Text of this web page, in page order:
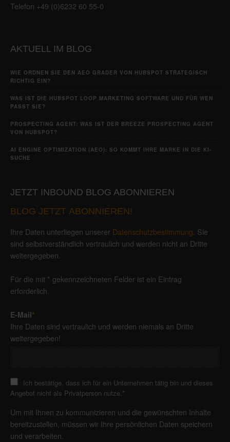
Telefon +49 (0)6232 60 55-0
AKTUELL IM BLOG
WIE ORDNEN SIE DEN AEO GRADER VON HUBSPOT STRATEGISCH
RICHTIG EIN?
WAS IST DIE HUBSPOT LOOP MARKETING SOFTWARE UND FÜR WEN
PASST SIE?
PROSPECTING AGENT: WAS IST DER BREEZE PROSPECTING AGENT
VON HUBSPOT?
AI ENGINE OPTIMIZATION (AEO): SO KOMMT IHRE MARKE IN DIE KI-
SUCHE
JETZT INBOUND BLOG ABONNIEREN
BLOG JETZT ABONNIEREN!
Ihre Daten unterliegen unserer Datenschutzbestimmung. Sie
sind selbstverständlich vertraulich und werden nicht an Dritte
weitergegeben.
Für die mit * gekennzeichneten Felder ist ein Eintrag
erforderlich.
E-Mail*
Ihre Daten sind vertraulich und werden niemals an Dritte
weitergegeben!
Ich bestätige, dass ich für ein Unternehmen tätig bin und dieses
Angebot nicht als Privatperson nutze.*
Um mit Ihnen zu kommunizieren und die gewünschten Inhalte
bereitzustellen, müssen wir Ihre persönlichen Daten speichern
und verarbeiten.